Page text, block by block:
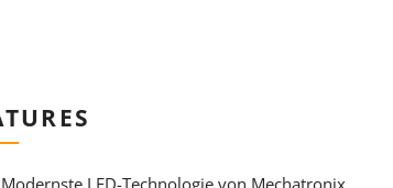
Modernste LED-Technologie von Mechatronix